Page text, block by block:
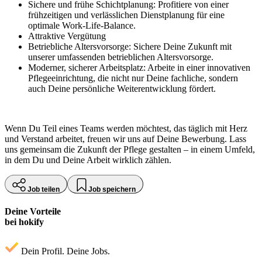
Sichere und frühe Schichtplanung: Profitiere von einer
frühzeitigen und verlässlichen Dienstplanung für eine
optimale Work-Life-Balance.
Attraktive Vergütung
Betriebliche Altersvorsorge: Sichere Deine Zukunft mit
unserer umfassenden betrieblichen Altersvorsorge.
Moderner, sicherer Arbeitsplatz: Arbeite in einer innovativen
Pflegeeinrichtung, die nicht nur Deine fachliche, sondern
auch Deine persönliche Weiterentwicklung fördert.
Wenn Du Teil eines Teams werden möchtest, das täglich mit Herz
und Verstand arbeitet, freuen wir uns auf Deine Bewerbung. Lass
uns gemeinsam die Zukunft der Pflege gestalten – in einem Umfeld,
in dem Du und Deine Arbeit wirklich zählen.
Job teilen Job speichern
Deine Vorteile
bei hokify
Dein Profil. Deine Jobs.